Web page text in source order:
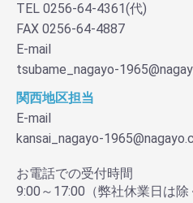
TEL 0256-64-4361(代)
FAX 0256-64-4887
E-mail
tsubame_nagayo-
関西地区担当
E-mail
kansai_nagayo-
お電話での受付時間
9:00～17:00（弊社休業日は除